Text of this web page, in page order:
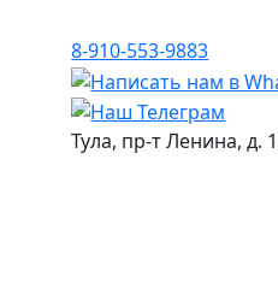
8-910-553-9883
Тула, пр-т Ленина, д.